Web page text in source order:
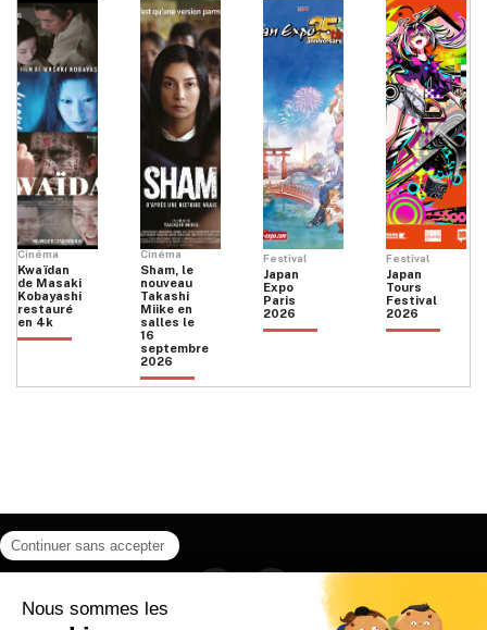
Cinéma
Kwaïdan
de Masaki
Kobayashi
restauré
en 4k
Cinéma
Sham, le
nouveau
Takashi
Miike en
salles le
16
septembre
2026
Festival
Japan
Expo
Paris
2026
Festival
Japan
Tours
Festival
2026
Instagram